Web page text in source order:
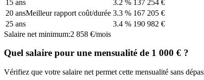
15 ans
3.2 % 137 254 €
20 ansMeilleur rapport coût/durée 3.3 % 167 205 €
25 ans
3.4 % 190 982 €
Salaire net minimum:2 858 €/mois
Quel salaire pour une mensualité de 1 000 € ?
Vérifiez que votre salaire net permet cette mensualité sans